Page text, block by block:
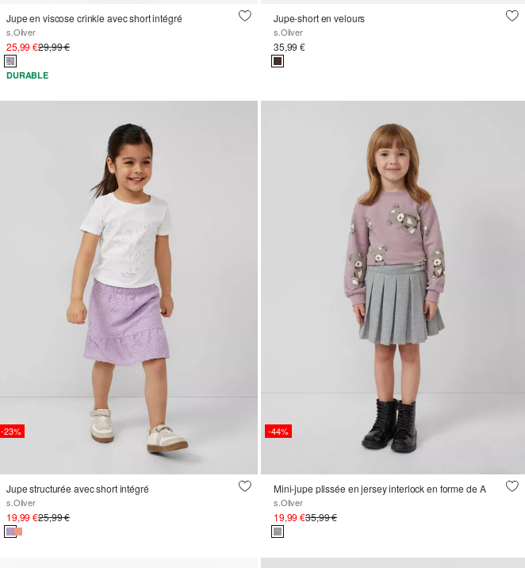
Jupe en viscose crinkle avec short intégré
s.Oliver
25,99 €29,99 €
DURABLE
Jupe-short en velours
s.Oliver
35,99 €
-23%
Jupe structurée avec short intégré
s.Oliver
19,99 €25,99 €
-44%
Mini-jupe plissée en jersey interlock en forme de A
s.Oliver
19,99 €35,99 €